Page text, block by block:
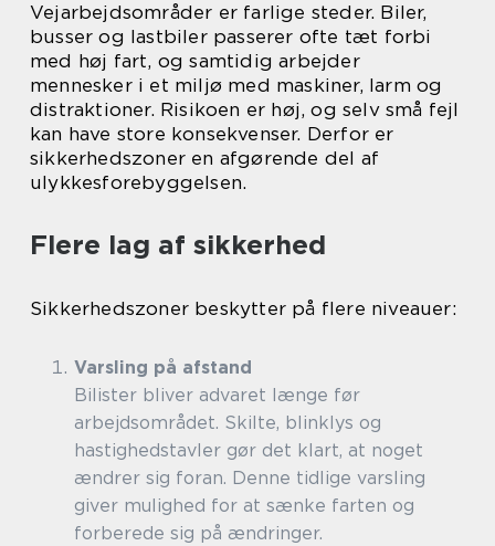
Vejarbejdsområder er farlige steder. Biler,
busser og lastbiler passerer ofte tæt forbi
med høj fart, og samtidig arbejder
mennesker i et miljø med maskiner, larm og
distraktioner. Risikoen er høj, og selv små fejl
kan have store konsekvenser. Derfor er
sikkerhedszoner en afgørende del af
ulykkesforebyggelsen.
Flere lag af sikkerhed
Sikkerhedszoner beskytter på flere niveauer:
Varsling på afstand
Bilister bliver advaret længe før
arbejdsområdet. Skilte, blinklys og
hastighedstavler gør det klart, at noget
ændrer sig foran. Denne tidlige varsling
giver mulighed for at sænke farten og
forberede sig på ændringer.